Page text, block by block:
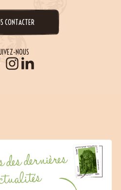
CONTACTER
NOUS
dernières